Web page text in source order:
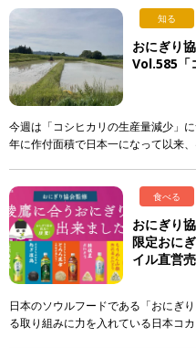
知る
おにぎり
Vol.585「
今週は「コシヒカリの生産量減少
年に作付面積で日本一になって以来
食べる
おにぎり
限定おに
イル直営
日本のソウルフードである「おにぎ
る取り組みに力を入れている日本コ